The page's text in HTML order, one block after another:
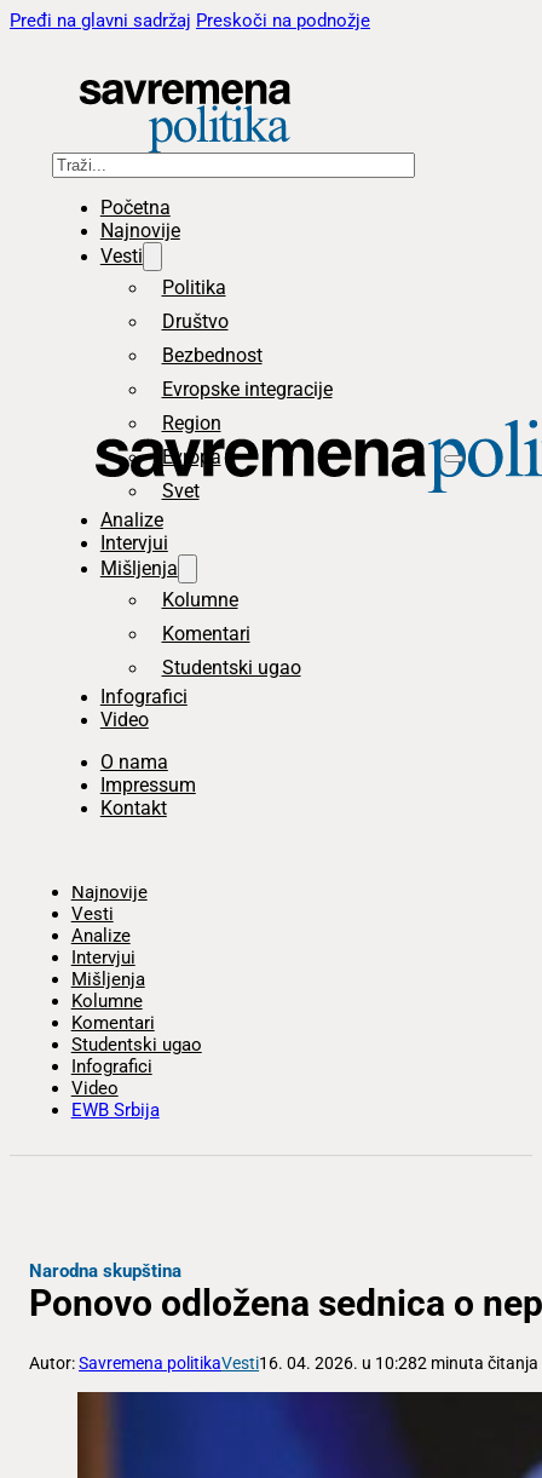
Pređi na glavni sadržaj Preskoči na podnožje
Pretraga
Početna
Najnovije
Vesti
Politika
Društvo
Bezbednost
Evropske integracije
Region
Evropa
Svet
Analize
Intervjui
Mišljenja
Kolumne
Komentari
Studentski ugao
Infografici
Video
O nama
Impressum
Kontakt
Najnovije
Vesti
Analize
Intervjui
Mišljenja
Kolumne
Komentari
Studentski ugao
Infografici
Video
EWB Srbija
Narodna skupština
Ponovo odložena sednica o
Autor:Savremena politikaVesti16. 04. 2026. u 10:282 minuta čitanja